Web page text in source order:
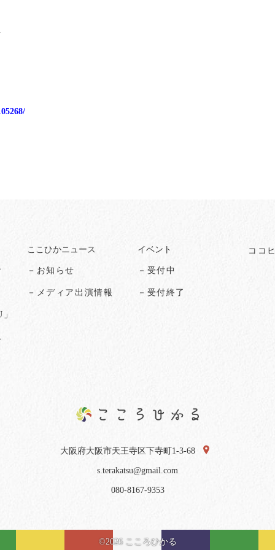
ここひかニュース
－お知らせ
－メディア出演情報
イベント
－受付中
－受付終了
ココ
大阪府大阪市天王寺区下寺町1-3-68
s.terakatsu@gmail.com
080-8167-9353
©2026 こころひかる